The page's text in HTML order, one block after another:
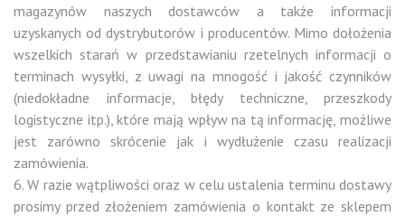
magazynów naszych dostawców a także informacji
uzyskanych od dystrybutorów i producentów. Mimo dołożenia
wszelkich starań w przedstawianiu rzetelnych informacji o
terminach wysyłki, z uwagi na mnogość i jakość czynników
(niedokładne informacje, błędy techniczne, przeszkody
logistyczne itp.), które mają wpływ na tą informację, możliwe
jest zarówno skrócenie jak i wydłużenie czasu realizacji
zamówienia.
6. W razie wątpliwości oraz w celu ustalenia terminu dostawy
prosimy przed złożeniem zamówienia o kontakt ze sklepem